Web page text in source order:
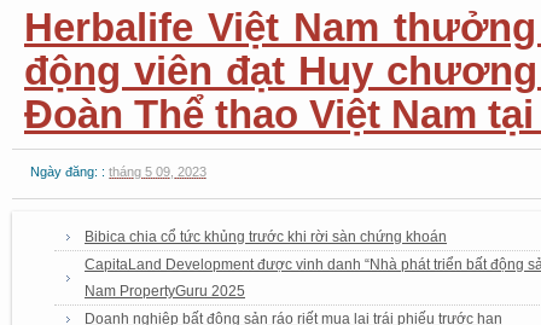
Herbalife Việt Nam
động viên đạt Huy
Đoàn Thể thao Việt Nam
Ngày đăng: : tháng 5 09, 2023
Bibica chia cổ tức khủng trước khi rời sàn chứng khoán
CapitaLand Development được vinh danh “Nhà phát triển bất động
Nam PropertyGuru 2025
Doanh nghiệp bất động sản ráo riết mua lại trái phiếu trước hạn